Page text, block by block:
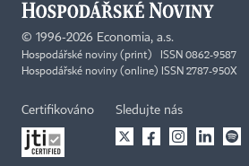
© 1996-2026 Economia, a.s.
Hospodářské noviny (print) ISSN 0862-9587
Hospodářské noviny (online) ISSN 2787-950X
Certifikováno Sledujte nás